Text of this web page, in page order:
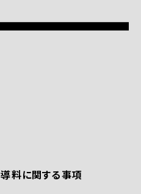
料に関する事項